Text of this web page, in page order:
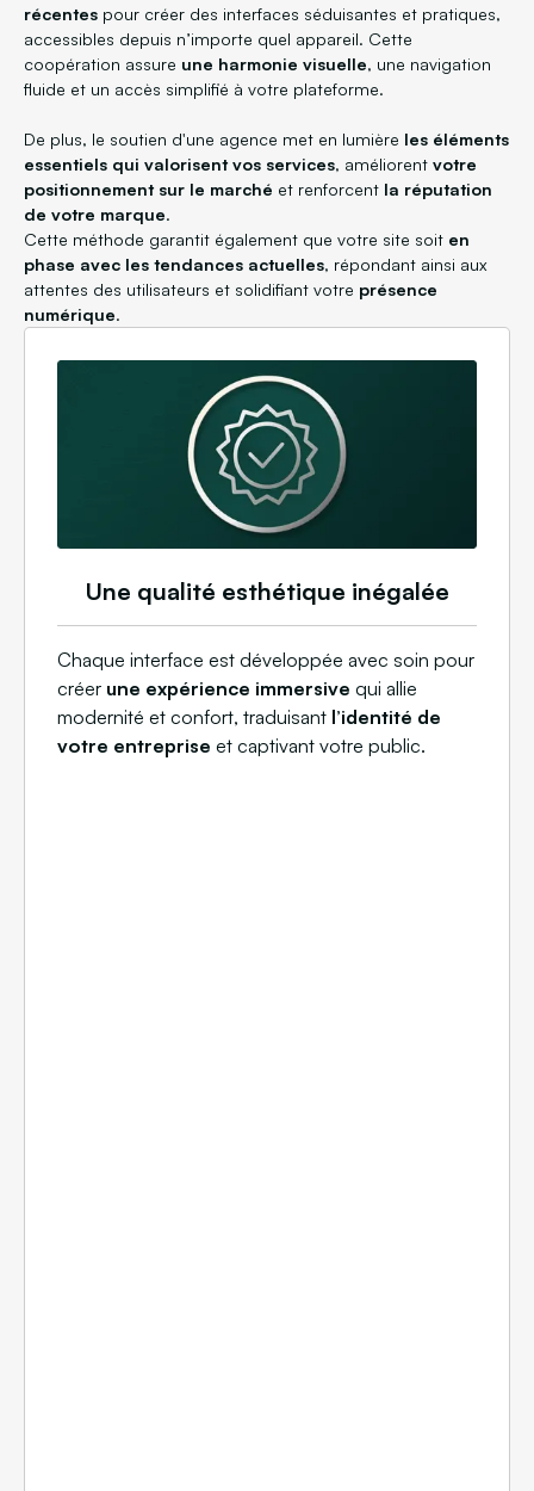
récentes pour créer des interfaces séduisantes et pratiques,
accessibles depuis n’importe quel appareil. Cette
coopération assure une harmonie visuelle, une navigation
fluide et un accès simplifié à votre plateforme.
De plus, le soutien d'une agence met en lumière les éléments
essentiels qui valorisent vos services, améliorent votre
positionnement sur le marché et renforcent la réputation
de votre marque.
Cette méthode garantit également que votre site soit en
phase avec les tendances actuelles, répondant ainsi aux
attentes des utilisateurs et solidifiant votre présence
numérique.
Une qualité esthétique inégalée
Chaque interface est développée avec soin pour
créer une expérience immersive qui allie
modernité et confort, traduisant l’identité de
votre entreprise et captivant votre public.